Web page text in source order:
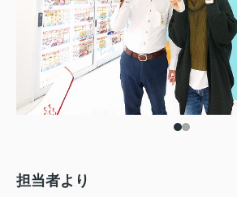
担当者より